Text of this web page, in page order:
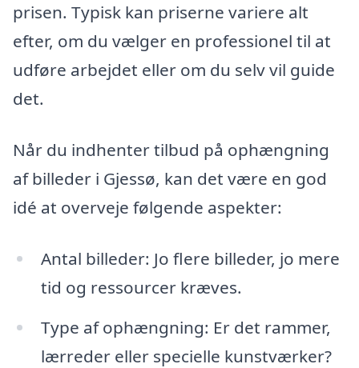
prisen. Typisk kan priserne variere alt
efter, om du vælger en professionel til at
udføre arbejdet eller om du selv vil guide
det.
Når du indhenter tilbud på ophængning
af billeder i Gjessø, kan det være en god
idé at overveje følgende aspekter:
Antal billeder: Jo flere billeder, jo mere
tid og ressourcer kræves.
Type af ophængning: Er det rammer,
lærreder eller specielle kunstværker?